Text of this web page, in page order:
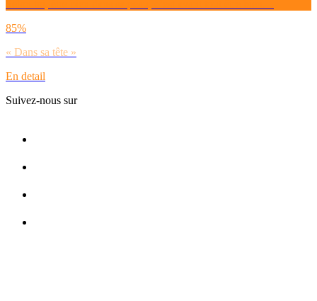
85%
« Dans sa tête »
En detail
Suivez-nous sur